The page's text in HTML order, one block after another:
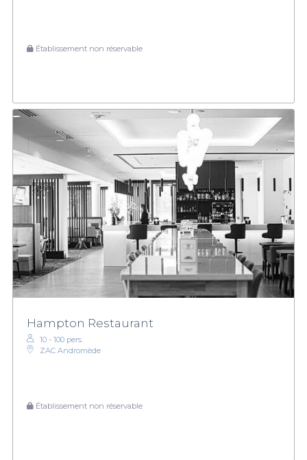
Établissement non réservable
Hampton Restaurant
10 - 100 pers.
ZAC Andromède
Établissement non réservable